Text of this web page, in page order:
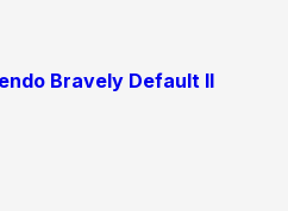
Bravely Default II